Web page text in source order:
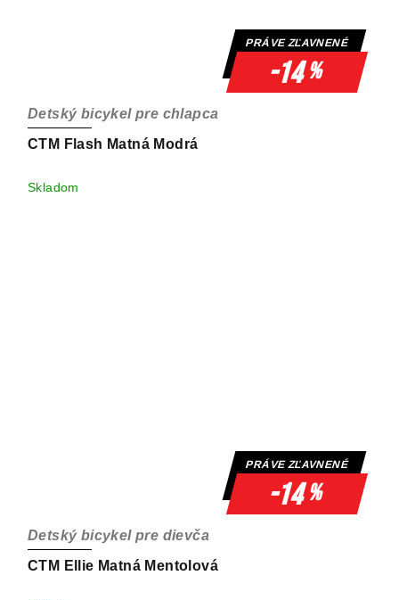
PRÁVE ZĽAVNENÉ
-14%
CTM Flash Matná Modrá
Detský bicykel pre chlapca
Skladom
PRÁVE ZĽAVNENÉ
-14%
CTM Ellie Matná Mentolová
Detský bicykel pre dievča